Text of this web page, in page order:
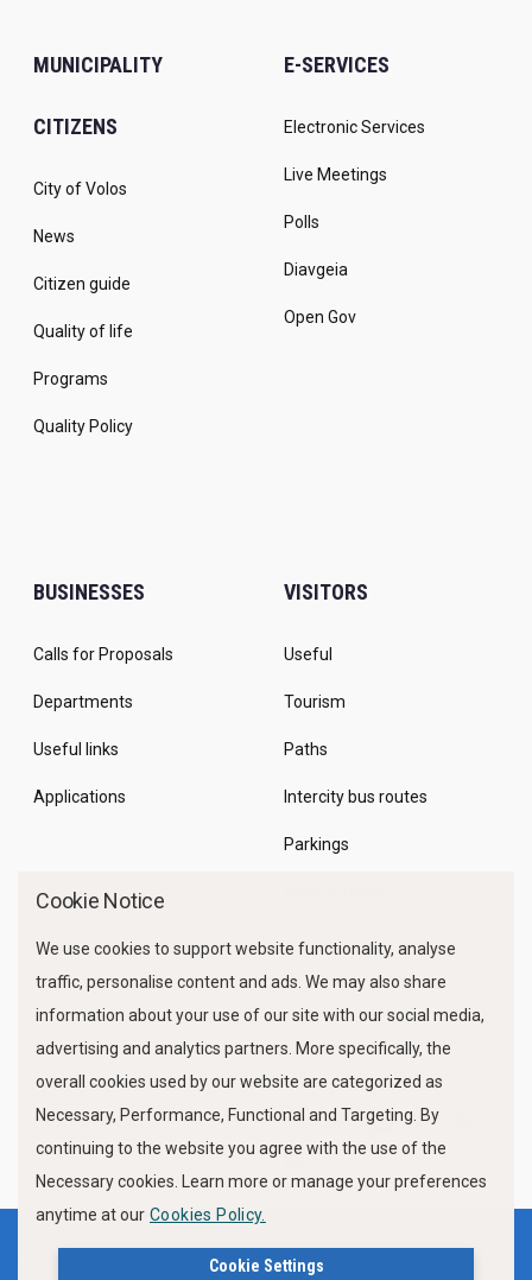
MUNICIPALITY
CITIZENS
City of Volos
News
Citizen guide
Quality of life
Programs
Quality Policy
E-SERVICES
Electronic Services
Live Meetings
Polls
Diavgeia
Open Gov
BUSINESSES
Calls for Proposals
Departments
Useful links
Applications
VISITORS
Useful
Tourism
Paths
Intercity bus routes
Parkings
FOLLOW US
Privacy Policy
Cookie Notice
We use cookies to support website functionality, analyse
traffic, personalise content and ads. We may also share
information about your use of our site with our social media,
advertising and analytics partners. More specifically, the
overall cookies used by our website are categorized as
Necessary, Performance, Functional and Targeting. By
continuing to the website you agree with the use of the
Necessary cookies. Learn more or manage your preferences
anytime at our Cookies Policy.
Cookie Settings